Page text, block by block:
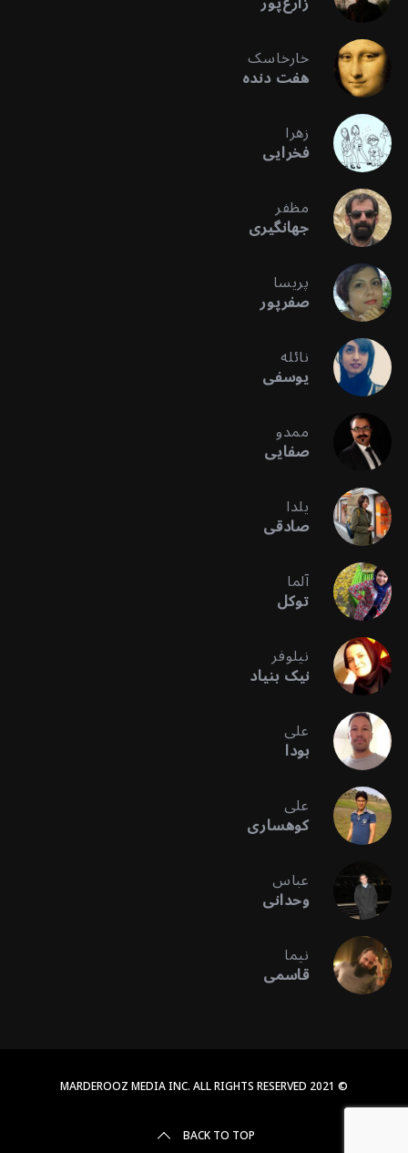
خارخاسک
هفت دنده
زهرا
فخرایی
مظفر
جهانگیری
پریسا
صفرپور
نائله
یوسفی
ممدو
صفایی
یلدا
صادقی
آلما
توکل
نیلوفر
نیک بنیاد
علی
بودا
علی
کوهساری
عباس
وحدانی
نیما
قاسمی
© 2021 MARDEROOZ MEDIA INC. ALL RIGHTS RESERVED
BACK TO TOP